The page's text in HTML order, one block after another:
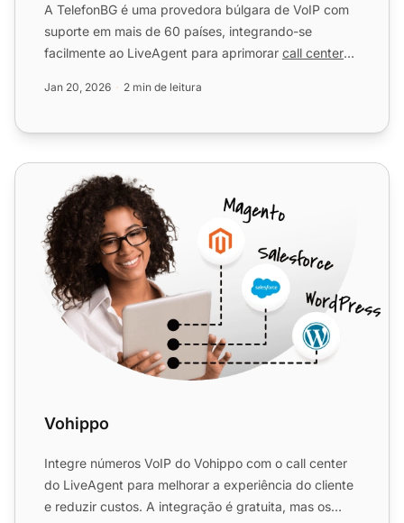
A TelefonBG é uma provedora búlgara de VoIP com
suporte em mais de 60 países, integrando-se
facilmente ao LiveAgent para aprimorar call centers
Jan 20, 2026 2 min de leitura
Vohippo
Vohippo
Integre números VoIP do Vohippo com o call center
do LiveAgent para melhorar a experiência do cliente
e reduzir custos. A integração é gratuita, mas os